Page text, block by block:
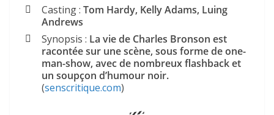
Casting : Tom Hardy, Kelly Adams, Luing
Andrews
Synopsis : La vie de Charles Bronson est
racontée sur une scène, sous forme de one-
man-show, avec de nombreux flashback et
un soupçon d’humour noir.
(senscritique.com)